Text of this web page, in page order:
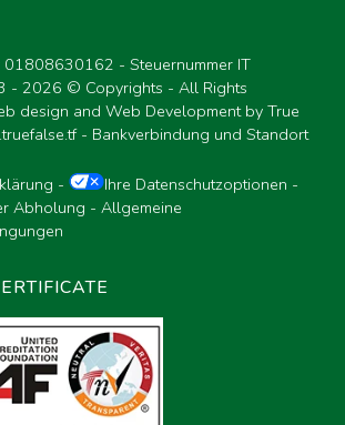
01808630162 - Steuernummer IT
- 2026 © Copyrights - All Rights
design and Web Development by True
- Bankverbindung und Standort
- Ihre Datenschutzoptionen -
Abholung - Allgemeine